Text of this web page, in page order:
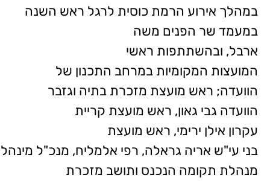
במהלך אירוע הרמת כוסית לרגל ראש השנה
במעמד שר הפנים משה
ארבל, ובהשתתפות ראשי
המועצות המקומיות במרחב התכנון של
הוועדה; ראש מועצת מזכרת בתיה וגזבר
הוועדה גבי גאון, ראש מועצת קריית
עקרון אילן ירימי, ראש מועצת
בני עי"ש אריה גראלה, רפי אלמליח, מנכ"ל מינהל
מנהלת תקומה הנכנס ותושב מזכרת